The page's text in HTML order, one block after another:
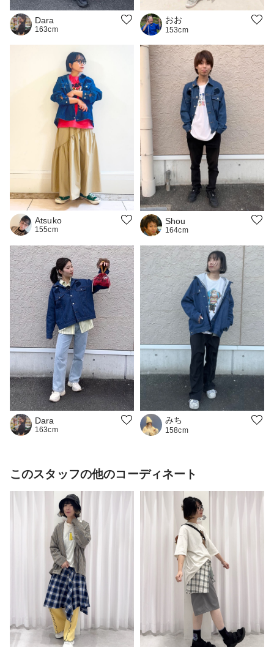
Dara
163cm
おお
153cm
Atsuko
155cm
Shou
164cm
Dara
163cm
みち
158cm
このスタッフの他のコーディネート